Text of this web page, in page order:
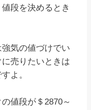
段を決めるとき
気の値づけでい
売りたいときは
よ。
値段が＄2870～